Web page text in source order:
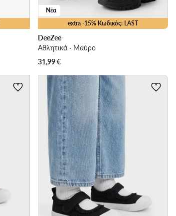
extra -15% Κωδικός: LAST
Νέα
DeeZee
Αθλητικά · Μαύρο
31,99€